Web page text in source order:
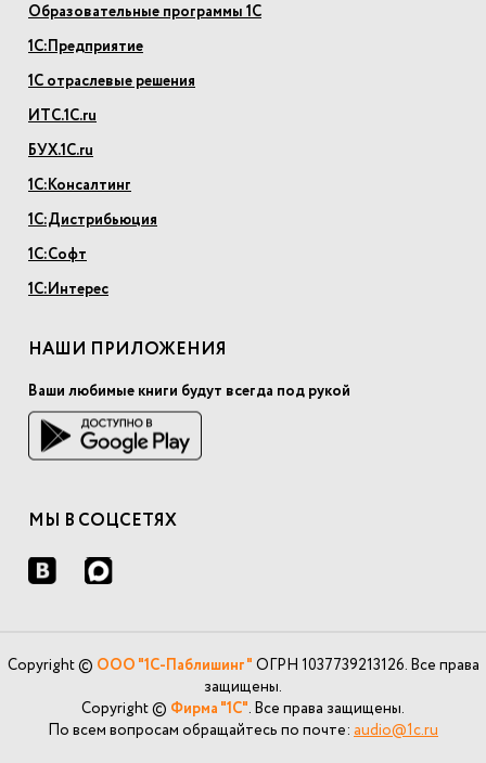
Образовательные программы 1С
1С:Предприятие
1С отраслевые решения
ИТС.1С.ru
БУХ.1С.ru
1С:Консалтинг
1С:Дистрибьюция
1С:Софт
1С:Интерес
НАШИ ПРИЛОЖЕНИЯ
Ваши любимые книги будут всегда под рукой
МЫ В СОЦСЕТЯХ
Copyright © ООО "1С-Паблишинг" ОГРН 1037739213126. Все права
защищены.
Copyright © Фирма "1С". Все права защищены.
По всем вопросам обращайтесь по почте: audio@1c.ru